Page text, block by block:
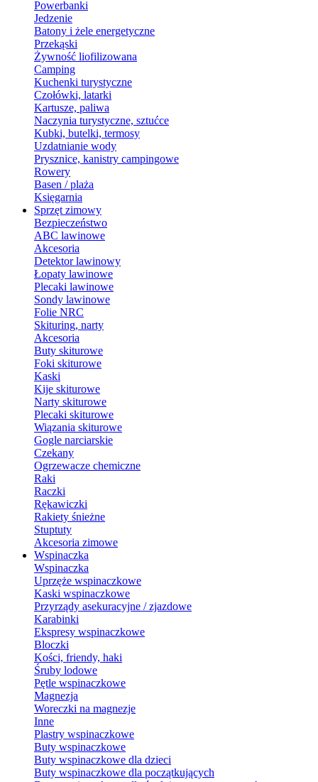
Powerbanki
Jedzenie
Batony i żele energetyczne
Przekąski
Żywność liofilizowana
Camping
Kuchenki turystyczne
Czołówki, latarki
Kartusze, paliwa
Naczynia turystyczne, sztućce
Kubki, butelki, termosy
Uzdatnianie wody
Prysznice, kanistry campingowe
Rowery
Basen / plaża
Księgarnia
Sprzęt zimowy
Bezpieczeństwo
ABC lawinowe
Akcesoria
Detektor lawinowy
Łopaty lawinowe
Plecaki lawinowe
Sondy lawinowe
Folie NRC
Skituring, narty
Akcesoria
Buty skiturowe
Foki skiturowe
Kaski
Kije skiturowe
Narty skiturowe
Plecaki skiturowe
Wiązania skiturowe
Gogle narciarskie
Czekany
Ogrzewacze chemiczne
Raki
Raczki
Rękawiczki
Rakiety śnieżne
Stuptuty
Akcesoria zimowe
Wspinaczka
Wspinaczka
Uprzęże wspinaczkowe
Kaski wspinaczkowe
Przyrządy asekuracyjne / zjazdowe
Karabinki
Ekspresy wspinaczkowe
Bloczki
Kości, friendy, haki
Śruby lodowe
Pętle wspinaczkowe
Magnezja
Woreczki na magnezje
Inne
Plastry wspinaczkowe
Buty wspinaczkowe
Buty wspinaczkowe dla dzieci
Buty wspinaczkowe dla początkujących